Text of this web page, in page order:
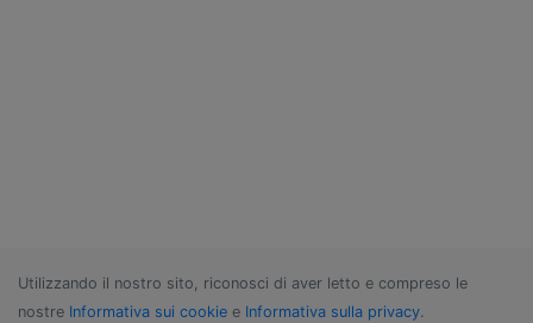
Utilizzando il nostro sito, riconosci di aver letto e compreso le
nostre Informativa sui cookie e Informativa sulla privacy.